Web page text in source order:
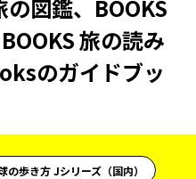
図鑑、BOOKS
旅の読み
のガイドブッ
の歩き方 Jシリーズ（国内）